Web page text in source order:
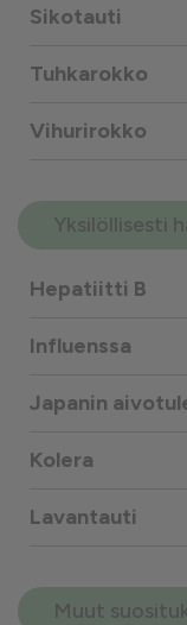
Sikotauti
Tuhkarokko
Vihurirokko
Yksilöllisesti
Hepatiitti B
Influenssa
Japanin
Kolera
Lavantauti
Muut